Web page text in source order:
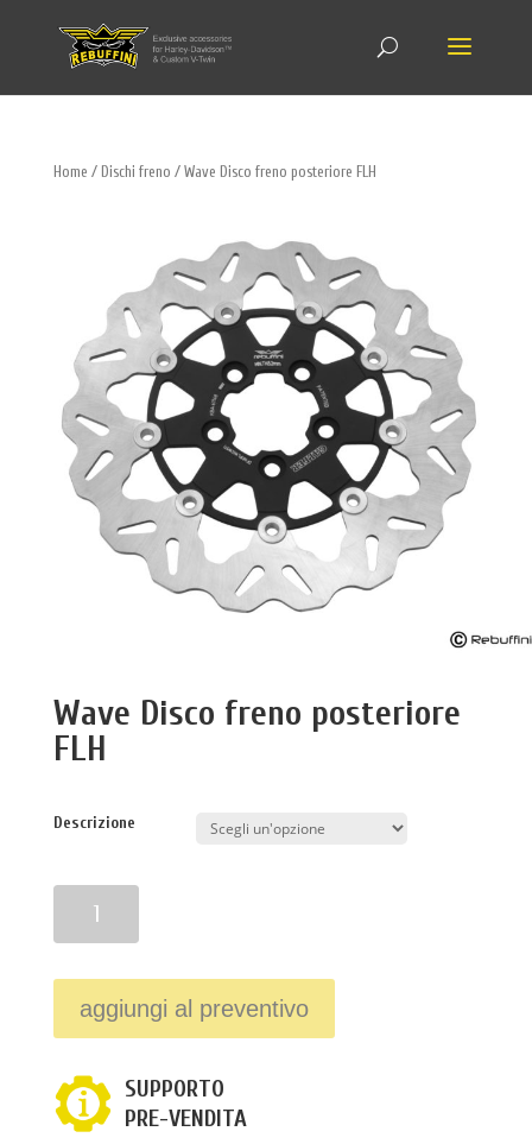
Home / Dischi freno / Wave Disco freno posteriore FLH
Wave Disco freno posteriore
FLH
Descrizione
aggiungi al preventivo
SUPPORTO
PRE-VENDITA